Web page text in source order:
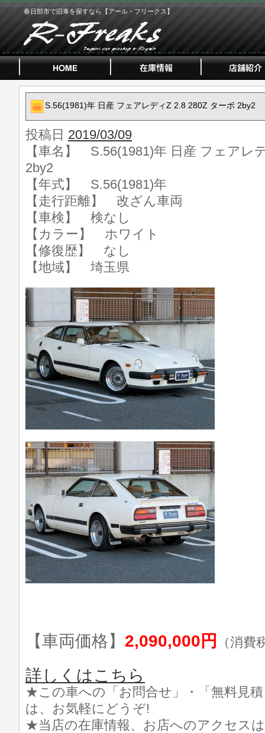
春日部市で旧車を探すなら【アール・フリークス】
S.56(1981)年 日産 フェアレディZ 2.8 280Z ターボ 2by2
投稿日 2019/03/09
【車名】 S.56(1981)年 日産 フェアレ
2by2
【年式】 S.56(1981)年
【走行距離】 改ざん車両
【車検】 検なし
【カラー】 ホワイト
【修復歴】 なし
【地域】 埼玉県
【車両価格】 2,090,000円 （消費
詳しくはこちら
★この車への「お問合せ」・「無料見
は、お気軽にどうぞ!
★当店の在庫情報、お店へのアクセス